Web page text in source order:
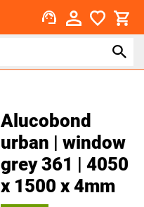
support_agent
Alucobond
urban | window
grey 361 | 4050
x 1500 x 4mm